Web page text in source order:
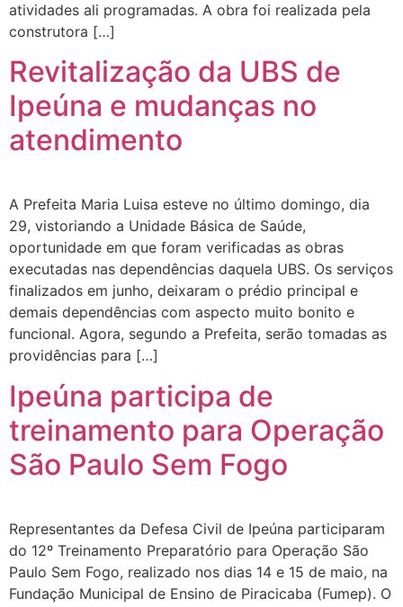
atividades ali programadas. A obra foi realizada pela
construtora […]
Revitalização da UBS de
Ipeúna e mudanças no
atendimento
A Prefeita Maria Luisa esteve no último domingo, dia
29, vistoriando a Unidade Básica de Saúde,
oportunidade em que foram verificadas as obras
executadas nas dependências daquela UBS. Os serviços
finalizados em junho, deixaram o prédio principal e
demais dependências com aspecto muito bonito e
funcional. Agora, segundo a Prefeita, serão tomadas as
providências para […]
Ipeúna participa de
treinamento para Operação
São Paulo Sem Fogo
Representantes da Defesa Civil de Ipeúna participaram
do 12º Treinamento Preparatório para Operação São
Paulo Sem Fogo, realizado nos dias 14 e 15 de maio, na
Fundação Municipal de Ensino de Piracicaba (Fumep). O